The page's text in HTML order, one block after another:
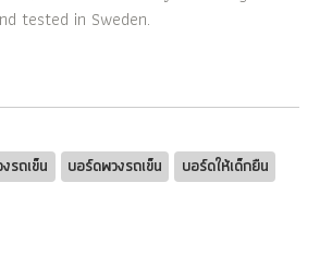
tested in Sweden.
รถเข็น บอร์ดพวงรถเข็น
บอร์ดให้เด็กยืน